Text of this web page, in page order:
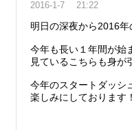
2016-1-7 21:22
明日の深夜から2016
今年も長い１年間が始
見ているこちらも身が
今年のスタートダッシ
楽しみにしております